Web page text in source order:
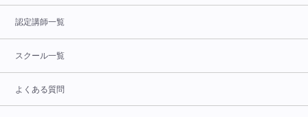
認定講師一覧
スクール一覧
よくある質問